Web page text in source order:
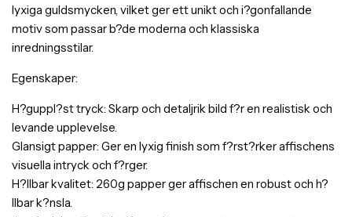
lyxiga guldsmycken, vilket ger ett unikt och i?gonfallande
motiv som passar b?de moderna och klassiska
inredningsstilar.
Egenskaper:
H?guppl?st tryck: Skarp och detaljrik bild f?r en realistisk och
levande upplevelse.
Glansigt papper: Ger en lyxig finish som f?rst?rker affischens
visuella intryck och f?rger.
H?llbar kvalitet: 260g papper ger affischen en robust och h?
llbar k?nsla.